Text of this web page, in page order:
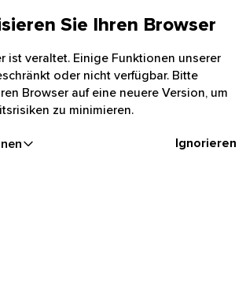
Sie Ihren Browser
ist veraltet. Einige Funktionen unserer
oder nicht verfügbar. Bitte
Browser auf eine neuere Version, um
zu minimieren.
Ignorieren